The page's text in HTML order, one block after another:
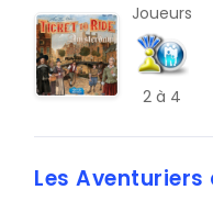
K
O
W
Joueurs
2 à 4
Les Aventuriers